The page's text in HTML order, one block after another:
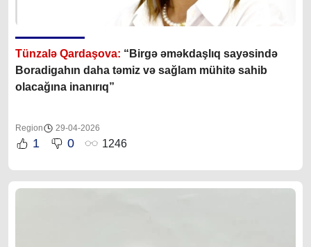
Tünzalə Qardaşova: “ Birgə əməkdaşlıq sayəsində
Boradigahın daha təmiz və sağlam mühitə sahib
olacağına inanırıq”
Region 29-04-2026
1 0 1246